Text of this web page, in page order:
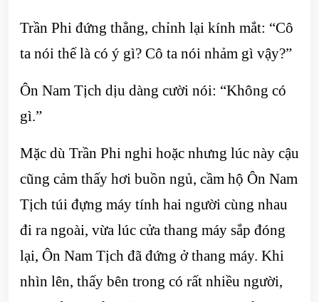
Trần Phi đứng thẳng, chỉnh lại kính mắt: “Cô
ta nói thế là có ý gì? Cô ta nói nhảm gì vậy?”
Ôn Nam Tịch dịu dàng cười nói: “Không có
gì.”
Mặc dù Trần Phi nghi hoặc nhưng lúc này cậu
cũng cảm thấy hơi buồn ngủ, cầm hộ Ôn Nam
Tịch túi đựng máy tính hai người cùng nhau
đi ra ngoài, vừa lúc cửa thang máy sắp đóng
lại, Ôn Nam Tịch đã đứng ở thang máy. Khi
nhìn lên, thấy bên trong có rất nhiều người,